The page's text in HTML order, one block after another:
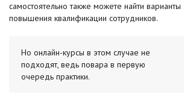
самостоятельно также можете найти варианты
повышения квалификации сотрудников.
Но онлайн-курсы в этом случае не
подходят, ведь повара в первую
очередь практики.